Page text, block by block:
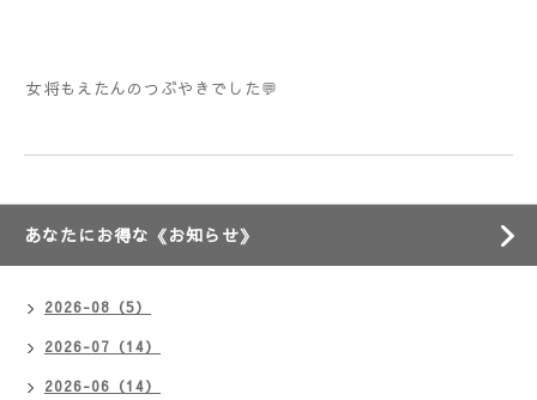
女将もえたんのつぶやきでした💬
あなたにお得な《お知らせ》
2026-08（5）
2026-07（14）
2026-06（14）